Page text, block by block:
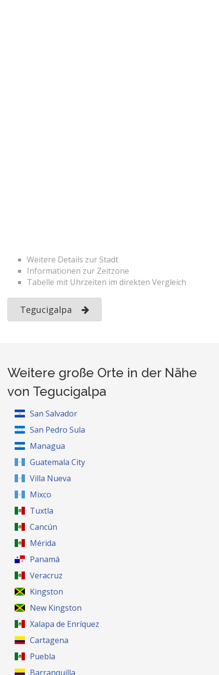
Weitere Details zur Stadt
Informationen zur Zeitzone
Tabelle mit Uhrzeiten im direkten Vergleich
Tegucigalpa
Weitere große Orte in der Nähe
von Tegucigalpa
San Salvador
San Pedro Sula
Managua
Guatemala City
Villa Nueva
Mixco
Tuxtla
Cancún
Mérida
Panamá
Veracruz
Kingston
New Kingston
Xalapa de Enríquez
Cartagena
Puebla
Barranquilla